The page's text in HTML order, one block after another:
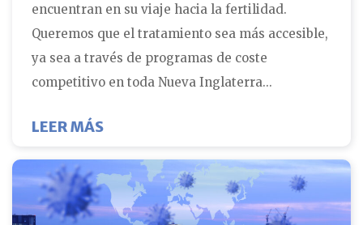
encuentran en su viaje hacia la fertilidad.
Queremos que el tratamiento sea más accesible,
ya sea a través de programas de coste
competitivo en toda Nueva Inglaterra...
LEER MÁSACERCA DE LA APERTURA EN